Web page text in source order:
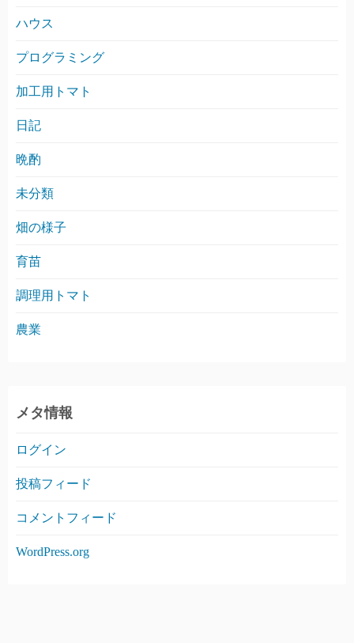
ハウス
プログラミング
加工用トマト
日記
晩酌
未分類
畑の様子
育苗
調理用トマト
農業
メタ情報
ログイン
投稿フィード
コメントフィード
WordPress.org